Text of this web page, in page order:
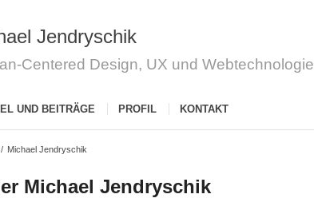
Jendryschik
Centered Design, UX und Webtechnologie
UND BEITRÄGE PROFIL KONTAKT
/ Michael Jendryschik
Michael Jendryschik